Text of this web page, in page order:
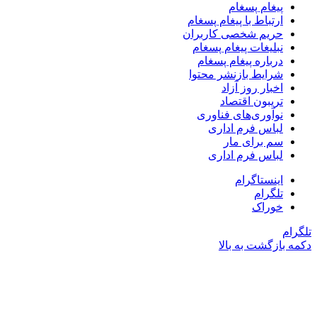
پیغام پسغام
ارتباط با پیغام پسغام
حریم شخصی کاربران
نبلیغات پیغام پسغام
درباره پیغام پسغام
شرایط بازنشر محتوا
اخبار روز آزاد
تریبون اقتصاد
نوآوری‌های فناوری
لباس فرم اداری
سم برای مار
لباس فرم اداری
اینستاگرام
تلگرام
خوراک
تلگرام
دکمه بازگشت به بالا